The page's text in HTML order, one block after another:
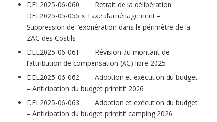
DEL2025-06-060 Retrait de la délibération
DEL2025-05-055 « Taxe d’aménagement –
Suppression de l’exonération dans le périmètre de la
ZAC des Costils
DEL2025-06-061 Révision du montant de
l’attribution de compensation (AC) libre 2025
DEL2025-06-062 Adoption et exécution du budget
– Anticipation du budget primitif 2026
DEL2025-06-063 Adoption et exécution du budget
– Anticipation du budget primitif camping 2026